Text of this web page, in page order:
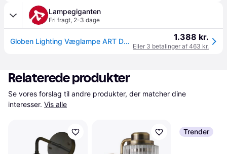
Lampegiganten
Fri fragt, 2-3 dage
Globen Lighting Væglampe ART DECO, dæmpbar, Messing/guld, Stue/spisestue, Metal, Design, kuglelampe 1.388 kr.
Eller 3 betalinger af 463 kr.
Relaterede produkter
Se vores forslag til andre produkter, der matcher dine
interesser. Vis alle
Trender